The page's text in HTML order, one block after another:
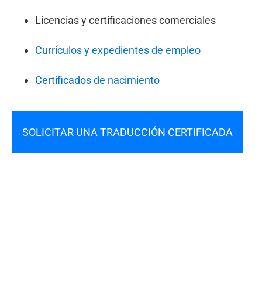
Licencias y certificaciones comerciales
Currículos y expedientes de empleo
Certificados de nacimiento
SOLICITAR UNA TRADUCCIÓN CERTIFICADA